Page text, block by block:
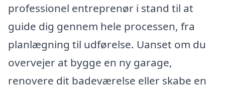
professionel entreprenør i stand til at
guide dig gennem hele processen, fra
planlægning til udførelse. Uanset om du
overvejer at bygge en ny garage,
renovere dit badeværelse eller skabe en